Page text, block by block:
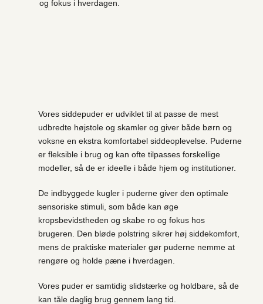
og fokus i hverdagen.
Vores siddepuder er udviklet til at passe de mest
udbredte højstole og skamler og giver både børn og
voksne en ekstra komfortabel siddeoplevelse. Puderne
er fleksible i brug og kan ofte tilpasses forskellige
modeller, så de er ideelle i både hjem og institutioner.
De indbyggede kugler i puderne giver den optimale
sensoriske stimuli, som både kan øge
kropsbevidstheden og skabe ro og fokus hos
brugeren. Den bløde polstring sikrer høj siddekomfort,
mens de praktiske materialer gør puderne nemme at
rengøre og holde pæne i hverdagen.
Vores puder er samtidig slidstærke og holdbare, så de
kan tåle daglig brug gennem lang tid.